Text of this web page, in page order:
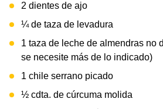
2 dientes de ajo
¼ de taza de levadura
1 taza de leche de almendras no
se necesite más de lo indicado)
1 chile serrano picado
½ cdta. de cúrcuma molida